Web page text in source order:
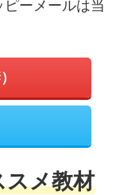
ピーメールは当
スメ教材